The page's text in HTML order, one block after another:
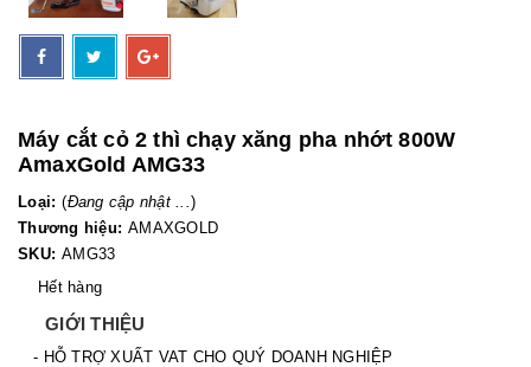
Máy cắt cỏ 2 thì chạy xăng pha nhớt 800W
AmaxGold AMG33
Loại: (Đang cập nhật ... )
Thương hiệu: AMAXGOLD
SKU: AMG33
Hết hàng
GIỚI THIỆU
- HỖ TRỢ XUẤT VAT CHO QUÝ DOANH NGHIỆP